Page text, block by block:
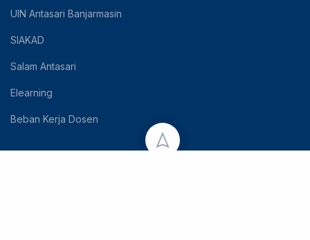
UIN Antasari Banjarmasin
SIAKAD
Salam Antasari
Elearning
Beban Kerja Dosen